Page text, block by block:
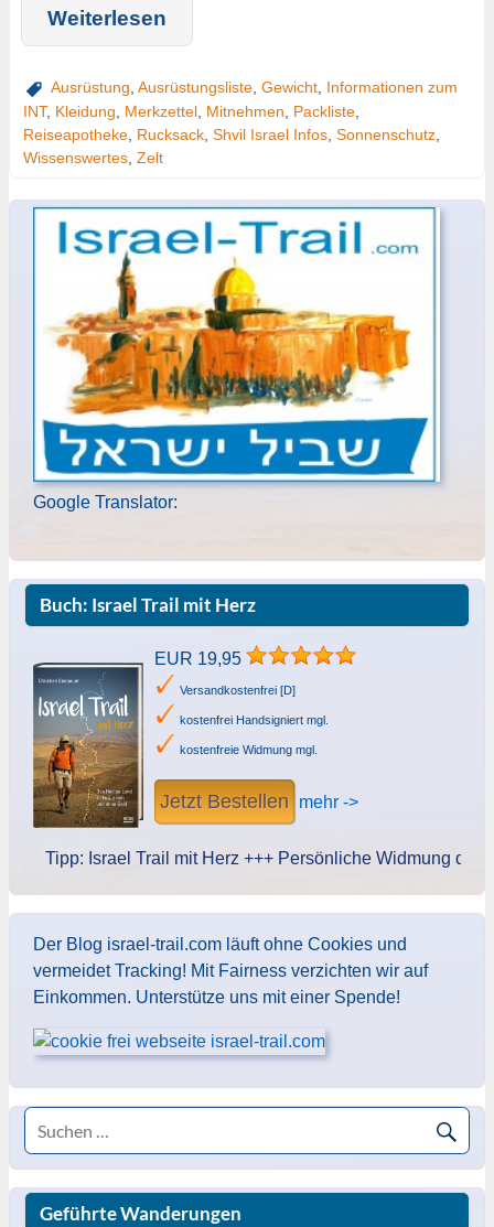
Weiterlesen
Ausrüstung Ausrüstungsliste, Gewicht, Informationen zum
INT, Kleidung Merkzettel, Mitnehmen Packliste,
Reiseapotheke, Rucksack, Shvil Israel Infos, Sonnenschutz,
Wissenswertes, Zelt
Google Translator:
Buch: Israel Trail mit Herz
EUR 19,95
Versandkostenfrei [D]
kostenfrei Handsigniert mgl.
kostenfreie Widmung mgl.
Jetzt Bestellen mehr ->
Tipp: Israel Trail mit Herz +++ Persönliche Widmung des
Der Blog israel-trail.com läuft ohne Cookies und
vermeidet Tracking! Mit Fairness verzichten wir auf
Einkommen. Unterstütze uns mit einer Spende!
Geführte Wanderungen